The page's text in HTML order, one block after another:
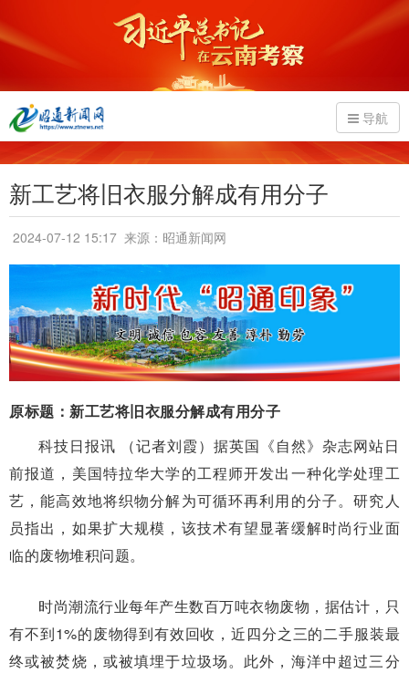
导航
新工艺将旧衣服分解成有用分子
2024-07-12 15:17 来源：昭通新闻网
原标题：新工艺将旧衣服分解成有用分子
科技日报讯 （记者刘霞）据英国《自然》杂志网站日
前报道，美国特拉华大学的工程师开发出一种化学处理工
艺，能高效地将织物分解为可循环再利用的分子。研究人
员指出，如果扩大规模，该技术有望显著缓解时尚行业面
临的废物堆积问题。
时尚潮流行业每年产生数百万吨衣物废物，据估计，只
有不到1%的废物得到有效回收，近四分之三的二手服装最
终或被焚烧，或被填埋于垃圾场。此外，海洋中超过三分